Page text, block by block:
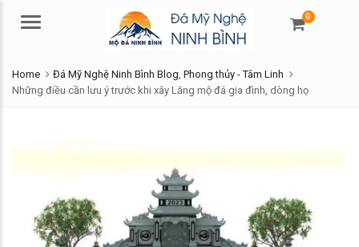
Menu
0
Home Đá Mỹ Nghệ Ninh Bình Blog Phong thủy - Tâm Linh
Những điều cần lưu ý trước khi xây Lăng mộ đá gia đình, dòng họ